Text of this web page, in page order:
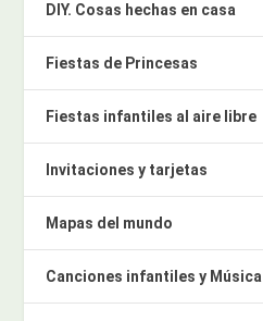
DIY. Cosas hechas en casa
Fiestas de Princesas
Fiestas infantiles al aire libre
Invitaciones y tarjetas
Mapas del mundo
Canciones infantiles y Música